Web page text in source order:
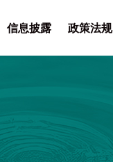
信息披露 政策法规